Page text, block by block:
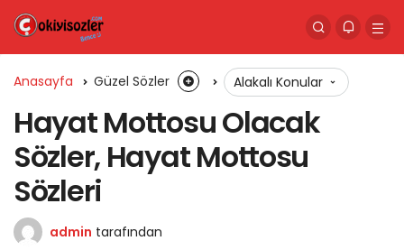
Anasayfa Güzel Sözler Alakalı Konular
Hayat Mottosu Olacak
Sözler, Hayat Mottosu
Sözleri
admin tarafından